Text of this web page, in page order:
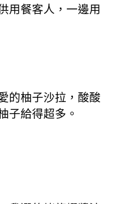
用餐客人，一邊用
的柚子沙拉，酸酸
子給得超多。